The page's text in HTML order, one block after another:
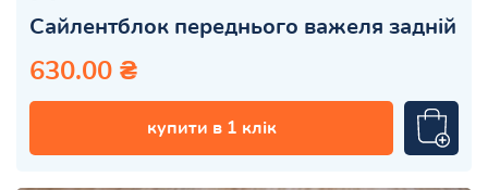
Сайлентблок переднього важеля задній
630.00 ₴
купити в 1 клік